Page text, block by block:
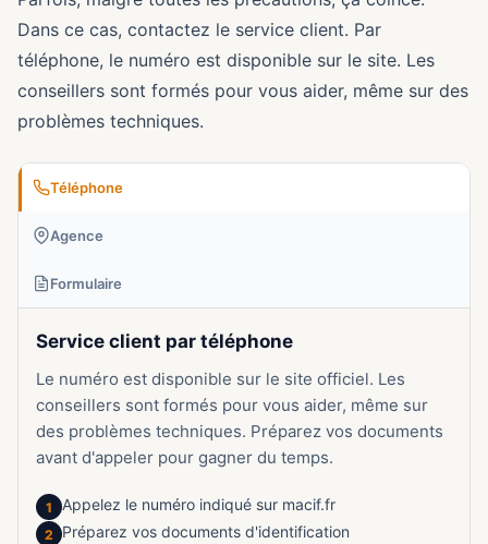
Dans ce cas, contactez le service client. Par
téléphone, le numéro est disponible sur le site. Les
conseillers sont formés pour vous aider, même sur des
problèmes techniques.
Téléphone
Agence
Formulaire
Service client par téléphone
Le numéro est disponible sur le site officiel. Les
conseillers sont formés pour vous aider, même sur
des problèmes techniques. Préparez vos documents
avant d'appeler pour gagner du temps.
1 Appelez le numéro indiqué sur macif.fr
2 Préparez vos documents d'identification